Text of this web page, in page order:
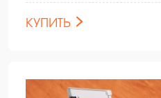
КУПИТЬ